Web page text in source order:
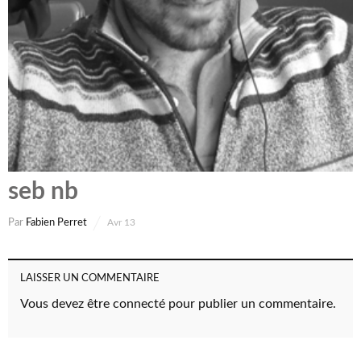
seb nb
Par Fabien Perret Avr 13
LAISSER UN COMMENTAIRE
Vous devez être connecté pour publier un commentaire.